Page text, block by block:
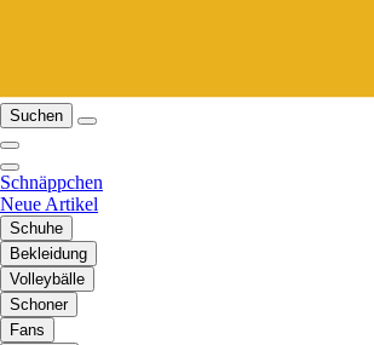
Suchen
Schnäppchen
Neue Artikel
Schuhe
Bekleidung
Volleybälle
Schoner
Fans